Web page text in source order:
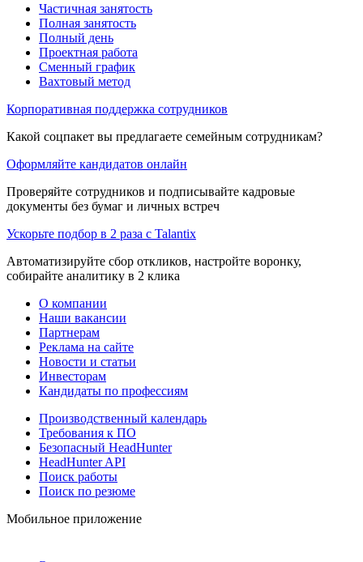
Частичная занятость
Полная занятость
Полный день
Проектная работа
Сменный график
Вахтовый метод
Корпоративная поддержка сотрудников
Какой соцпакет вы предлагаете семейным сотрудникам?
Оформляйте кандидатов онлайн
Проверяйте сотрудников и подписывайте кадровые
документы без бумаг и личных встреч
Ускорьте подбор в 2 раза с Talantix
Автоматизируйте сбор откликов, настройте воронку,
собирайте аналитику в 2 клика
О компании
Наши вакансии
Партнерам
Реклама на сайте
Новости и статьи
Инвесторам
Кандидаты по профессиям
Производственный календарь
Требования к ПО
Безопасный HeadHunter
HeadHunter API
Поиск работы
Поиск по резюме
Мобильное приложение